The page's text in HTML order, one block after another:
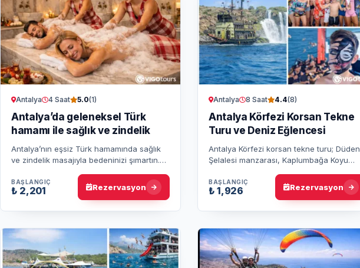
Antalya 4 Saat 5.0(1)
Antalya’da geleneksel Türk
hamamı ile sağlık ve zindelik
Antalya’nın eşsiz Türk hamamında sağlık
ve zindelik masajıyla bedeninizi şımartın.
ruhunuzu ve enerjinizi yeni…
BAŞLANGIÇ
₺ 2,201 Rezervasyon
Antalya 8 Saat 4.4(8)
Antalya Körfezi Korsan Tekne
Turu ve Deniz Eğlencesi
Antalya Körfezi korsan tekne turu; Düden
Şelalesi manzarası, Kaplumbağa Koyu
korsan aktiviteleri, teknede öğle…
BAŞLANGIÇ
₺ 1,926 Rezervasyon